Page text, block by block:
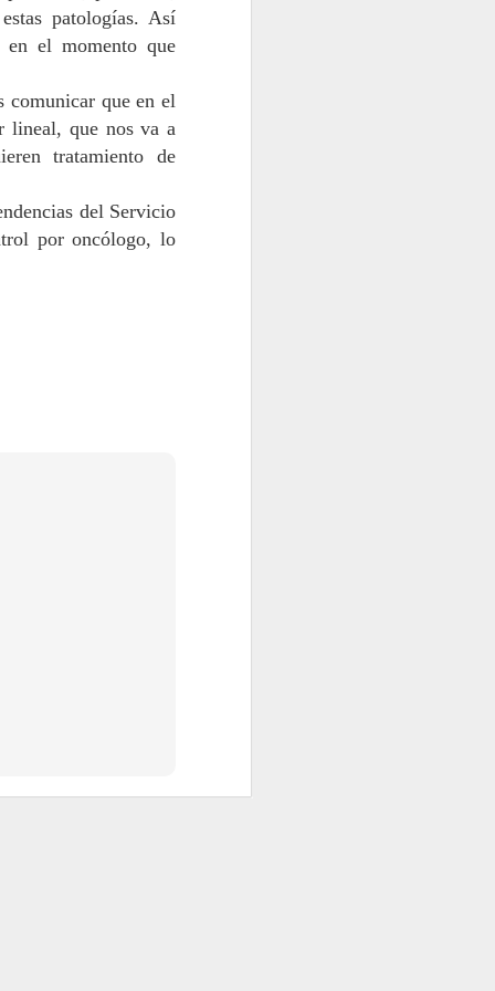
patologías. Así
en el momento que
comunicar que en el
lineal, que nos va a
tratamiento de
del Servicio
por oncólogo, lo